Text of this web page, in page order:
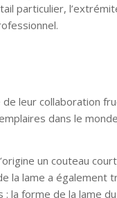
particulier,
leur collaboration
dans le
un couteau
lame a également
la forme de la lame